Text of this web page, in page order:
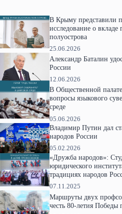
В Крыму представили
исследование о
полуострова
25.06.2026
Александр Баталин
России
12.06.2026
В Общественной
вопросы языкового
среде
05.06.2026
Владимир Путин дал
народов России
05.02.2026
«Дружба народов»:
юридического
традициях народов
07.11.2025
Маршруты двух
честь 80-летия Победы